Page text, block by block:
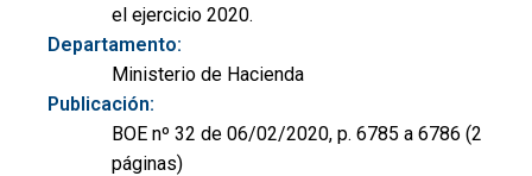
el ejercicio 2020.
Departamento:
Ministerio de Hacienda
Publicación:
BOE nº 32 de 06/02/2020, p. 6785 a 6786 (2
páginas)